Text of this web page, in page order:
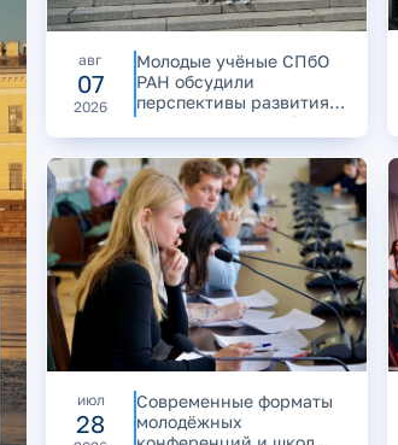
авг
07
2026
Молодые учёные СПбО
РАН обсудили
перспективы развития
агробиотехнологий
и продовольственной
безопасности
июл
28
Современные форматы
молодёжных